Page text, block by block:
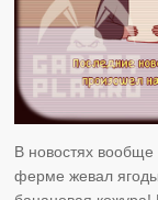
В новостях
ферме жевал